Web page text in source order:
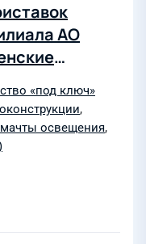
АО
«под ключ»
,
освещения,